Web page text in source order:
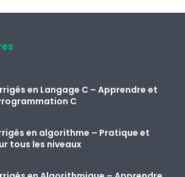
en Langage C – Apprendre et
C
en algorithme – Pratique et
tous les niveaux